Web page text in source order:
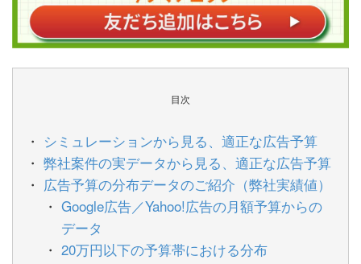
目次
シミュレーションから見る、適正な広告予算
弊社案件の実データから見る、適正な広告予算
広告予算の分布データのご紹介（弊社実績値）
Google広告／Yahoo!広告の月額予算からの
データ
20万円以下の予算帯における分布